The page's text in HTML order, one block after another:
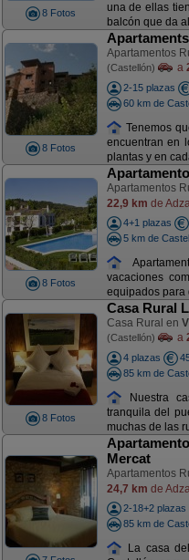
8 Fotos
una de ellas
balcón que da
8 Fotos
Apartamentos
(Castellón) a
2-15 plazas
60 km de
Tenemos
encuentran en
plantas y en
8 Fotos
Apartamentos
22,9 km de
4+1 plazas
5 km de
vacaciones
equipados para
8 Fotos
Casa Rural
Casa Rural en
(Castellón) a
4 plazas
85 km de
Nuestra
tranquila del
muchas de las
Mercat
Apartamentos
24,7 km de
2-18+2 plazas
85 km de
La casa